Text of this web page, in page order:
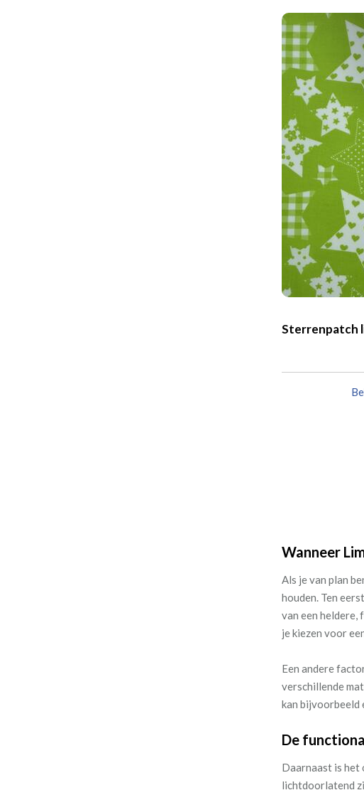
Sterrenpatch
Wanneer
Als je van plan
houden. Ten
van een heldere,
je kiezen voor
Een andere
verschillende
kan bijvoorbeeld
De
Daarnaast is het
lichtdoorlatend